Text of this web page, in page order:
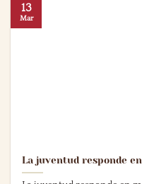
La juventud responde
13
Mar